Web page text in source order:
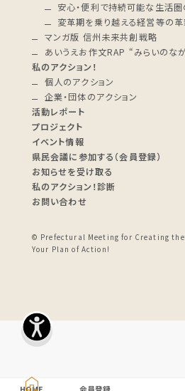
安心・便利で持続可能な生活
変革期を乗り越える経営等の
マンガ版 信州未来共創戦略
あいうえお作文RAP “みらいのな
私のアクション！
個人のアクション
企業・団体のアクション
活動レポート
プロジェクト
イベント情報
県民会議に参加する（会員登録）
お知らせを受け取る
私のアクション！診断
お問い合わせ
© Prefectural Meeting for Creating
Your Plan of Action!